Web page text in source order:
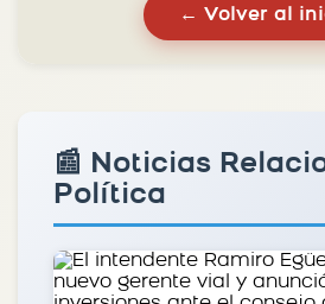
← Volver al
📰 Noticias
Política